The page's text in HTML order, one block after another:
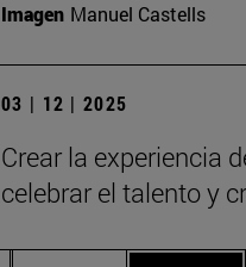
Imagen Manuel Castells
03 | 12 | 2025
Crear la experiencia
celebrar el talento y